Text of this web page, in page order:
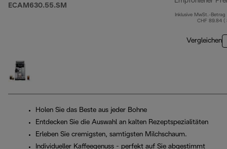
ECAM630.55.SM
Inklusive MwSt.-Betrag
CHF 89.84 (
Vergleichen
Holen Sie das Beste aus jeder Bohne
Entdecken Sie die Auswahl an kalten Rezeptspezialitäten
Erleben Sie cremigsten, samtigsten Milchschaum.
Individueller Kaffeegenuss - perfekt auf Sie abgestimmt